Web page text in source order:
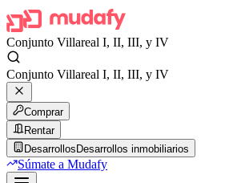
Conjunto Villareal I, II, III, y IV
Conjunto Villareal I, II, III, y IV
Comprar
Rentar
Desarrollos Desarrollos inmobiliarios
Súmate a Mudafy